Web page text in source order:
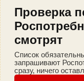
Проверка
смотрят
Список
запрашивают
сразу, ничего